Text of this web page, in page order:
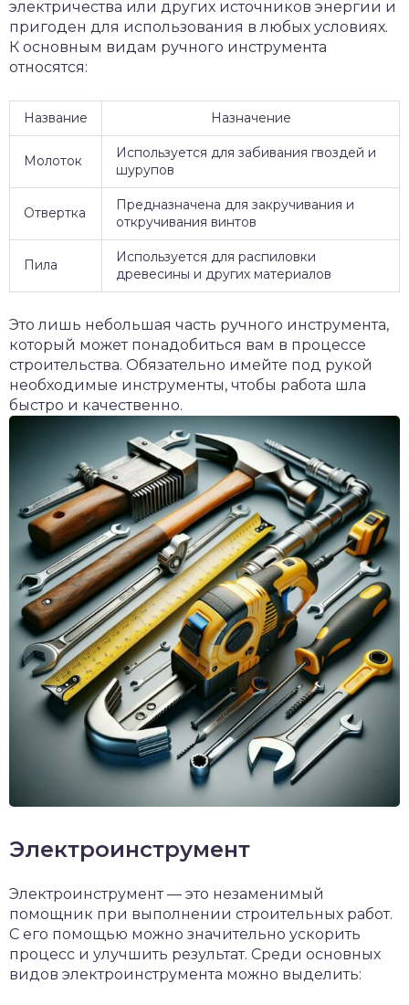
электричества или других источников энергии и
пригоден для использования в любых условиях.
К основным видам ручного инструмента
относятся:
Название Назначение
Молоток
Используется для забивания гвоздей и
шурупов
Отвертка
Предназначена для закручивания и
откручивания винтов
Пила
Используется для распиловки
древесины и других материалов
Это лишь небольшая часть ручного инструмента,
который может понадобиться вам в процессе
строительства. Обязательно имейте под рукой
необходимые инструменты, чтобы работа шла
быстро и качественно.
Электроинструмент
Электроинструмент — это незаменимый
помощник при выполнении строительных работ.
С его помощью можно значительно ускорить
процесс и улучшить результат. Среди основных
видов электроинструмента можно выделить: